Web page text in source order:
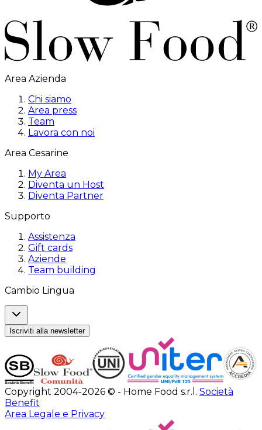
Area Azienda
Chi siamo
Area press
Team
Lavora con noi
Area Cesarine
My Area
Diventa un Host
Diventa Partner
Supporto
Assistenza
Gift cards
Aziende
Team building
Cambio Lingua
Iscriviti alla newsletter
Copyright 2004-2026 © - Home Food s.r.l. Società
Benefit
Area Legale e Privacy